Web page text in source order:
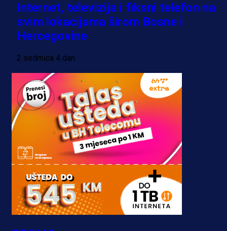
Internet, televizija i fiksni telefon na
svim lokacijama širom Bosne i
Hercegovine
2 sedmica 4 dan